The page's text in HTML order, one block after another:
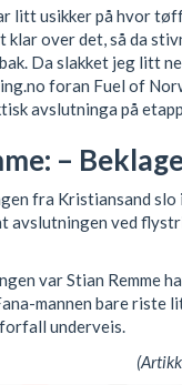
litt usikker på hvor
klar over det, så da
Da slakket jeg litt
foran Fuel of
avslutninga på
–
fra Kristiansand slo
avslutningen ved
var Stian Remme
mannen bare
underveis.